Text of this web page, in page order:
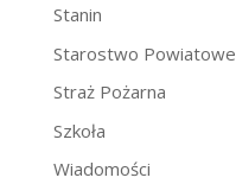
Stanin
Starostwo Powiatowe
Straż Pożarna
Szkoła
Wiadomości